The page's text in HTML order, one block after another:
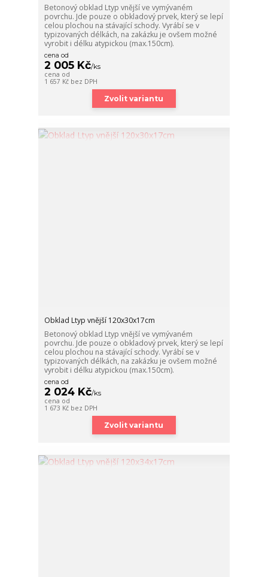
Betonový obklad Ltyp vnější ve vymývaném
povrchu. Jde pouze o obkladový prvek, který se lepí
celou plochou na stávající schody. Vyrábí se v
typizovaných délkách, na zakázku je ovšem možné
vyrobit i délku atypickou (max.150cm).
cena od
2 005 Kč/ks
cena od
1 657 Kč bez DPH
Zvolit variantu
Obklad Ltyp vnější 120x30x17cm
Betonový obklad Ltyp vnější ve vymývaném
povrchu. Jde pouze o obkladový prvek, který se lepí
celou plochou na stávající schody. Vyrábí se v
typizovaných délkách, na zakázku je ovšem možné
vyrobit i délku atypickou (max.150cm).
cena od
2 024 Kč/ks
cena od
1 673 Kč bez DPH
Zvolit variantu